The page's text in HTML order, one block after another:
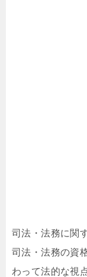
司法・法務に関
司法・法務の資
わって法的な視